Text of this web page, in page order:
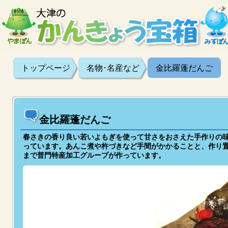
トップページ 名物･名産など 金比羅蓬だんご
金比羅蓬だんご
春さきの香り良い若いよもぎを使って甘さをおさえた手作り
っています。あんこ煮や杵づきなど手間がかかることと、作
まで普門特産加工グループが作っています。